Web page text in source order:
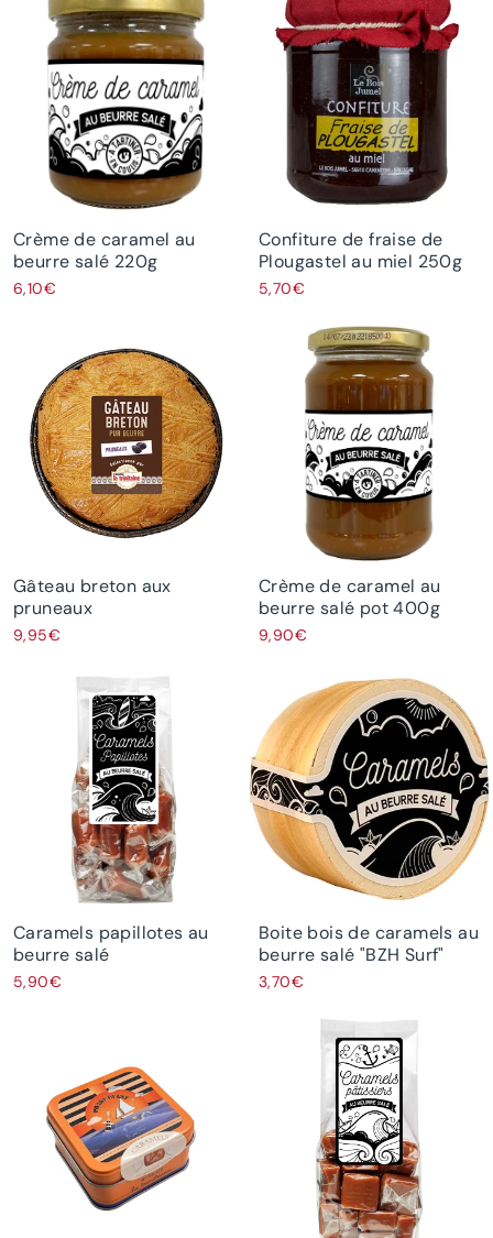
Crème de caramel au
beurre salé 220g
6,10€
Confiture de fraise de
Plougastel au miel 250g
5,70€
Gâteau breton aux
pruneaux
9,95€
Crème de caramel au
beurre salé pot 400g
9,90€
Caramels papillotes au
beurre salé
5,90€
Boite bois de caramels au
beurre salé "BZH Surf"
3,70€